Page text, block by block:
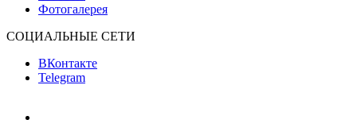
Фотогалерея
СОЦИАЛЬНЫЕ СЕТИ
ВКонтакте
Telegram